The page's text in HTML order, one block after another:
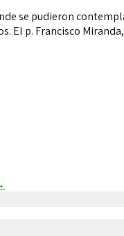
se pudieron
p. Francisco